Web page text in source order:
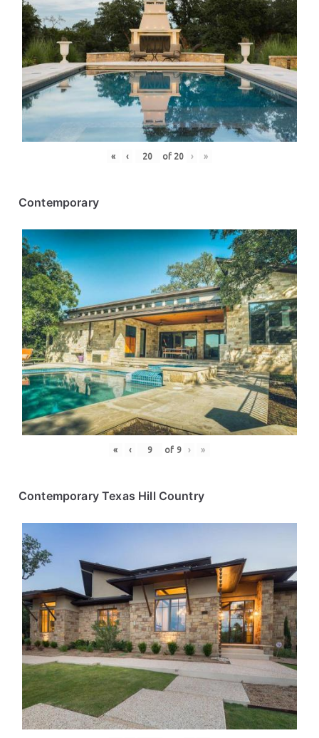
« ‹ of 20 › »
Contemporary
« ‹ of 9 › »
Contemporary Texas Hill Country